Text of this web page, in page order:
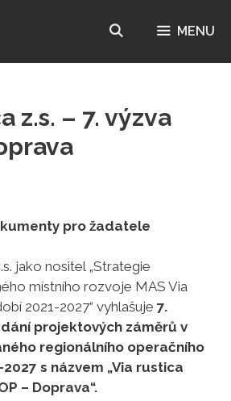
MENU
z.s. – 7. výzva
pro žadatele
jako nositel „Strategie
místního rozvoje MAS Via
2021-2027“ vyhlašuje 7.
projektových záměrů v
regionálního operačního
s názvem „Via rustica
– Doprava“.